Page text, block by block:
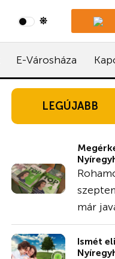
E-Városháza
LEGÚJABB
már
Ismét